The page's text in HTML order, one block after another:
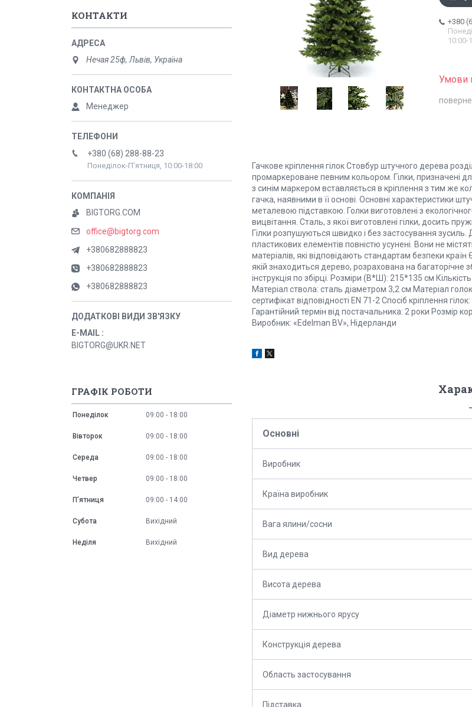
+380
10:00-
Гачкове кріплення гілок Стовбур штучного дерева
промаркероване певним кольором. Гілки, призначені
з синім маркером вставляється в кріплення з тим же
гачка, наявними в її основі. Основні характеристики
металевою підставкою. Голки виготовлені з
вицвітання. Сталь, з якої виготовлені гілки, досить
Гілки розпушуються швидко і без застосування
пластикових елементів повністю усунені. Вони не
матеріалів, які відповідають стандартам безпеки
якій знаходиться дерево, розрахована на багаторічне
інструкція по збірці. Розміри (В*Ш): 215*135 см
Матеріал ствола: сталь діаметром 3,2 см Матеріал
сертифікат відповідності EN 71-2 Спосіб кріплення
Гарантійний термін від постачальника: 2 роки
Виробник: «Edelman BV», Нідерланди
Основні
Виробник
Країна виробник
Вага ялини/сосни
Вид дерева
Висота дерева
Діаметр нижнього ярусу
Конструкція дерева
Область застосування
Підставка
КОНТАКТИ
Нечая 25ф, Львів, Україна
Менеджер
+380 (68) 288-88-23
Понеділок-П'ятниця, 10:00-18:00
BIGTORG.COM
office@bigtorg.com
+380682888823
+380682888823
+380682888823
E-MAIL
BIGTORG@UKR.NET
ГРАФІК РОБОТИ
Понеділок 09:00 18:00
Вівторок 09:00 18:00
Середа 09:00 18:00
Четвер 09:00 18:00
Пʼятниця 09:00 14:00
Субота Вихідний
Неділя Вихідний